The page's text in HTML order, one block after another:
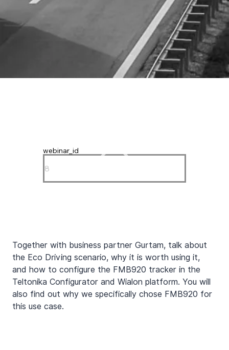
Together with business partner Gurtam, talk about
the Eco Driving scenario, why it is worth using it,
and how to configure the FMB920 tracker in the
Teltonika Configurator and Wialon platform. You will
also find out why we specifically chose FMB920 for
this use case.
webinar_id